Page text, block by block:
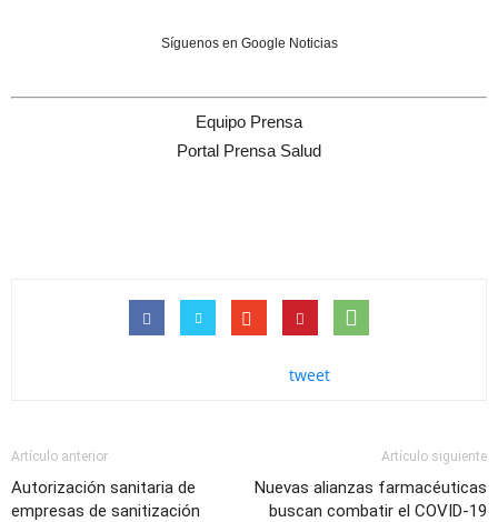
Síguenos en Google Noticias
Equipo Prensa
Portal Prensa Salud
tweet
Artículo anterior
Autorización sanitaria de
empresas de sanitización
Artículo siguiente
Nuevas alianzas farmacéuticas
buscan combatir el COVID-19